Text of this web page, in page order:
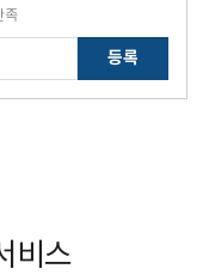
족
등록
비스